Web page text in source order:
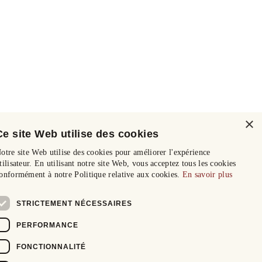
×
site Web utilise des cookies
site Web utilise des cookies pour améliorer l'expérience
En utilisant notre site Web, vous acceptez tous les cookies
à notre Politique relative aux cookies. En savoir plus
STRICTEMENT NÉCESSAIRES
PERFORMANCE
FONCTIONNALITÉ